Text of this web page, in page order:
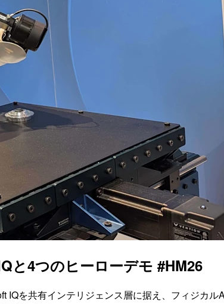
4つのヒーローデモ #HM26
を共有インテリジェンス層に据え、フィジカル